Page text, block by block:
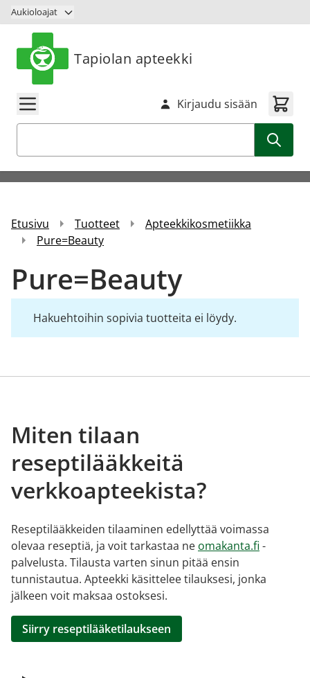
Siirry sisältöön
Aukioloajat
Tapiolan apteekki
Kirjaudu sisään
Etusivu Tuotteet
Apteekkikosmetiikka
Pure=Beauty
Pure=Beauty
Hakuehtoihin sopivia tuotteita ei löydy.
Miten tilaan
reseptilääkkeitä
verkkoapteekista?
Reseptilääkkeiden tilaaminen edellyttää voimassa
olevaa reseptiä, ja voit tarkastaa ne omakanta.fi -
palvelusta. Tilausta varten sinun pitää ensin
tunnistautua. Apteekki käsittelee tilauksesi, jonka
jälkeen voit maksaa ostoksesi.
Siirry reseptilääketilaukseen